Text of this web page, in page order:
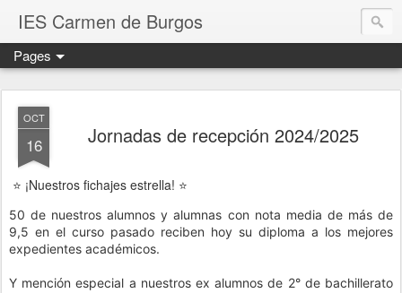
IES Carmen de Burgos
Pages
OCT
16 Jornadas de recepción 2024/2025
⭐️ ¡Nuestros fichajes estrella! ⭐️
50 de nuestros alumnos y alumnas con nota media de más de
9,5 en el curso pasado reciben hoy su diploma a los mejores
expedientes académicos.
Y mención especial a nuestros ex alumnos de 2° de bachillerato